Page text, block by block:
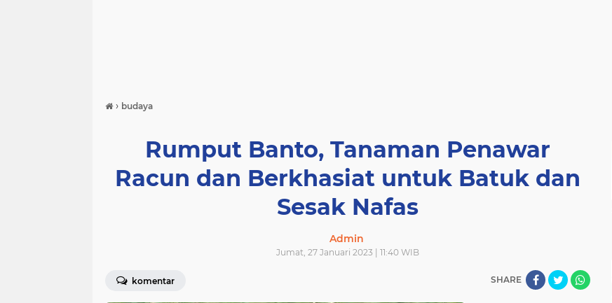
› budaya
Rumput Banto, Tanaman Penawar
Racun dan Berkhasiat untuk Batuk dan
Sesak Nafas
Admin
Jumat, 27 Januari 2023 | 11:40 WIB
komentar SHARE